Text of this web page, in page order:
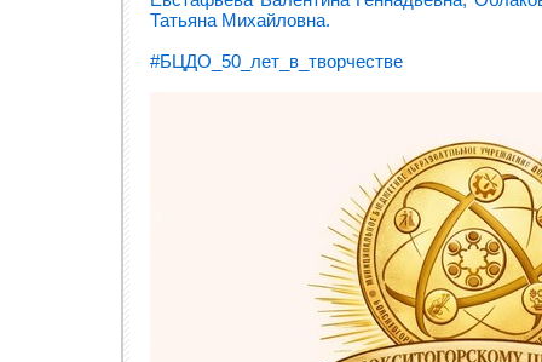
Татьяна Михайловна.
#БЦДО_50_лет_в_творчестве